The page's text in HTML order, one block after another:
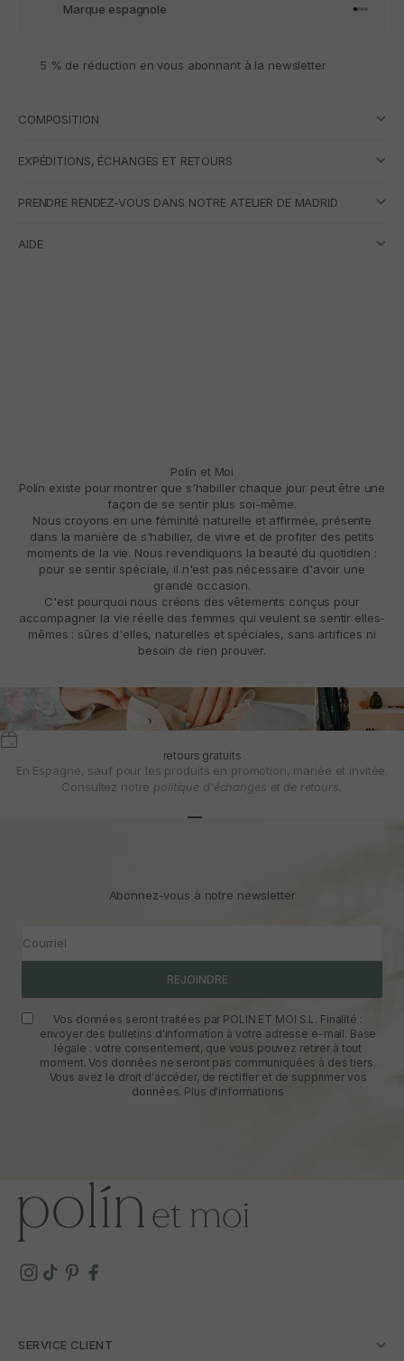
Marque espagnole Aller à
Aller à
Aller à
Aller
5 % de réduction en vous abonnant à la newsletter
COMPOSITION
EXPÉDITIONS, ÉCHANGES ET RETOURS
PRENDRE RENDEZ-VOUS DANS NOTRE ATELIER DE MADRID
AIDE
Polín et Moi
Polín existe pour montrer que s'habiller chaque jour peut être une
façon de se sentir plus soi-même.
Nous croyons en une féminité naturelle et affirmée, présente
dans la manière de s'habiller, de vivre et de profiter des petits
moments de la vie. Nous revendiquons la beauté du quotidien :
pour se sentir spéciale, il n'est pas nécessaire d'avoir une
grande occasion.
C'est pourquoi nous créons des vêtements conçus pour
accompagner la vie réelle des femmes qui veulent se sentir elles-
mêmes : sûres d'elles, naturelles et spéciales, sans artifices ni
besoin de rien prouver.
retours gratuits
En Espagne, sauf pour les produits en promotion, mariée et invitée.
Consultez notre politique d'échanges et de retours.
Abonnez-vous à notre newsletter
Courriel
REJOINDRE
Vos données seront traitées par POLIN ET MOI S.L. Finalité :
envoyer des bulletins d'information à votre adresse e-mail. Base
légale : votre consentement, que vous pouvez retirer à tout
moment. Vos données ne seront pas communiquées à des tiers.
Vous avez le droit d'accéder, de rectifier et de supprimer vos
données. Plus d'informations
SERVICE CLIENT